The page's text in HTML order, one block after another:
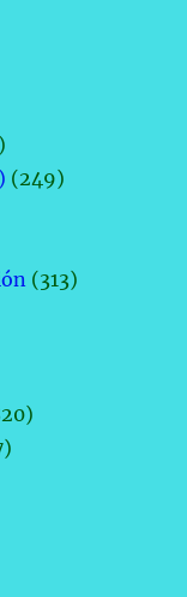
(249)
(313)